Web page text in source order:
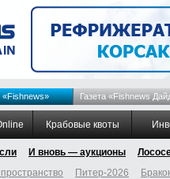
Газета «Fishnews
Крабовые квоты
И вновь — аукционы
Питер-2026